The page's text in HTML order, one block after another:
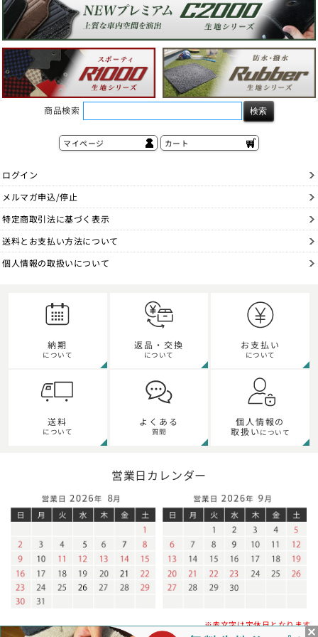
商品検索
マイページ カート
ログイン
メルマガ申込/停止
特定商取引法に基づく表示
送料とお支払い方法について
個人情報の取扱いについて
納期
について
返品・交換
について
お支払い
について
送料
について
よくある
質問
個人情報の
取扱い について
営業日カレンダー
※赤文字は定休日となります